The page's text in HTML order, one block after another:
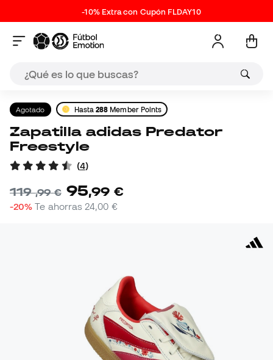
-10% Extra con Cupón FLDAY10
Agotado Hasta288 Member Points
Zapatilla adidas Predator
Freestyle
(4)
119,99 € 95,99 €
-20% Te ahorras 24,00 €